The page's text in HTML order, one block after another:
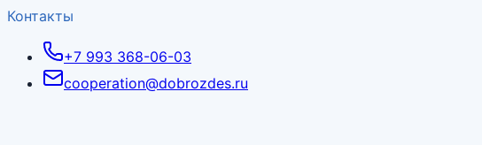
Контакты
+7 993 368-06-03
cooperation@dobrozdes.ru